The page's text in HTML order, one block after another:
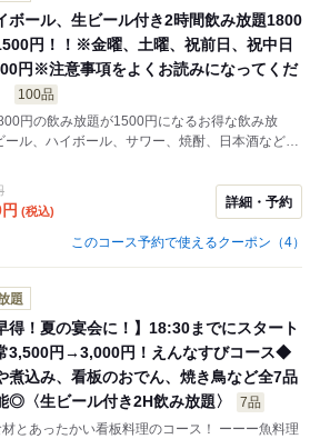
ボール、生ビール付き2時間飲み放題1800
円！！※金曜、土曜、祝前日、祝中日
円※注意事項をよくお読みになってくだ
100品
円の飲み放題が1500円になるお得な飲み放
円 (税込)
詳細・予約
このコース予約で使えるクーポン（4）
題
得！夏の宴会に！】18:30までにスタート
3,500円→3,000円！えんなすびコース◆
煮込み、看板のおでん、焼き鳥など全7品
◎〈生ビール付き2H飲み放題〉
7品
あったかい看板料理のコース！ ーーー魚料理